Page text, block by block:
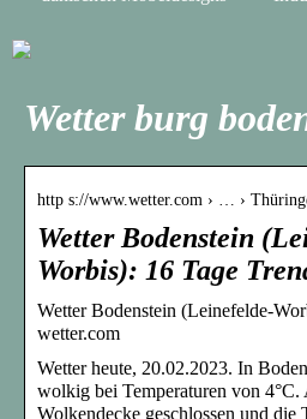
Wetter burg
http s://www.wetter.com › … ›
Wetter Bodenstein
Worbis): 16 Tage
Wetter Bodenstein (Leinefelde-
wetter.com
Wetter heute, 20.02.2023. In
wolkig bei Temperaturen von
Wolkendecke geschlossen und